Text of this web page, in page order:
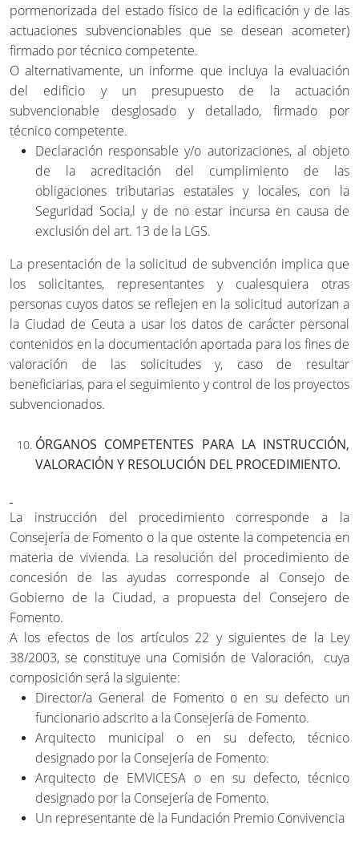
pormenorizada del estado físico de la edificación y de las
actuaciones subvencionables que se desean acometer)
firmado por técnico competente.
O alternativamente, un informe que incluya la evaluación
del edificio y un presupuesto de la actuación
subvencionable desglosado y detallado, firmado por
técnico competente.
Declaración responsable y/o autorizaciones, al objeto
de la acreditación del cumplimiento de las
obligaciones tributarias estatales y locales, con la
Seguridad Socia,l y de no estar incursa en causa de
exclusión del art. 13 de la LGS.
La presentación de la solicitud de subvención implica que
los solicitantes, representantes y cualesquiera otras
personas cuyos datos se reflejen en la solicitud autorizan a
la Ciudad de Ceuta a usar los datos de carácter personal
contenidos en la documentación aportada para los fines de
valoración de las solicitudes y, caso de resultar
beneficiarias, para el seguimiento y control de los proyectos
subvencionados.
ÓRGANOS COMPETENTES PARA LA INSTRUCCIÓN,
VALORACIÓN Y RESOLUCIÓN DEL PROCEDIMIENTO.
La instrucción del procedimiento corresponde a la
Consejería de Fomento o la que ostente la competencia en
materia de vivienda. La resolución del procedimiento de
concesión de las ayudas corresponde al Consejo de
Gobierno de la Ciudad, a propuesta del Consejero de
Fomento.
A los efectos de los artículos 22 y siguientes de la Ley
38/2003, se constituye una Comisión de Valoración, cuya
composición será la siguiente:
Director/a General de Fomento o en su defecto un
funcionario adscrito a la Consejería de Fomento.
Arquitecto municipal o en su defecto, técnico
designado por la Consejería de Fomento.
Arquitecto de EMVICESA o en su defecto, técnico
designado por la Consejería de Fomento.
Un representante de la Fundación Premio Convivencia